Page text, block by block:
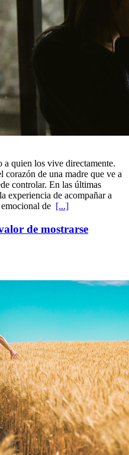
a quien los vive directamente.
corazón de una madre que ve a
controlar. En las últimas
experiencia de acompañar a
de [...]
de mostrarse